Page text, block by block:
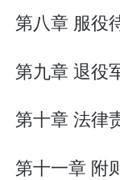
第八章 服役
第九章 退役
第十章 法律
第十一章 附